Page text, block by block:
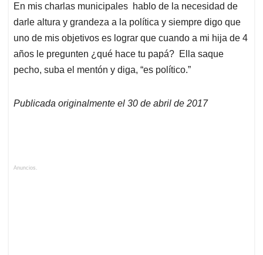
En mis charlas municipales hablo de la necesidad de
darle altura y grandeza a la política y siempre digo que
uno de mis objetivos es lograr que cuando a mi hija de 4
años le pregunten ¿qué hace tu papá? Ella saque
pecho, suba el mentón y diga, “es político.”
Publicada originalmente el 30 de abril de 2017
Anuncios.